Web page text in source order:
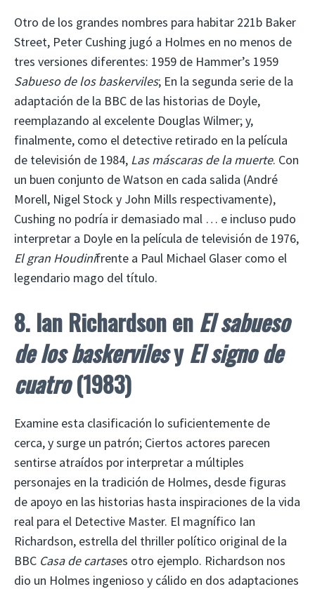
Otro de los grandes nombres para habitar 221b Baker
Street, Peter Cushing jugó a Holmes en no menos de
tres versiones diferentes: 1959 de Hammer’s 1959
Sabueso de los baskerviles; En la segunda serie de la
adaptación de la BBC de las historias de Doyle,
reemplazando al excelente Douglas Wilmer; y,
finalmente, como el detective retirado en la película
de televisión de 1984, Las máscaras de la muerte. Con
un buen conjunto de Watson en cada salida (André
Morell, Nigel Stock y John Mills respectivamente),
Cushing no podría ir demasiado mal … e incluso pudo
interpretar a Doyle en la película de televisión de 1976,
El gran Houdinifrente a Paul Michael Glaser como el
legendario mago del título.
8. Ian Richardson en El sabueso
de los baskervilesyEl signo de
cuatro(1983)
Examine esta clasificación lo suficientemente de
cerca, y surge un patrón; Ciertos actores parecen
sentirse atraídos por interpretar a múltiples
personajes en la tradición de Holmes, desde figuras
de apoyo en las historias hasta inspiraciones de la vida
real para el Detective Master. El magnífico Ian
Richardson, estrella del thriller político original de la
BBC Casa de cartases otro ejemplo. Richardson nos
dio un Holmes ingenioso y cálido en dos adaptaciones